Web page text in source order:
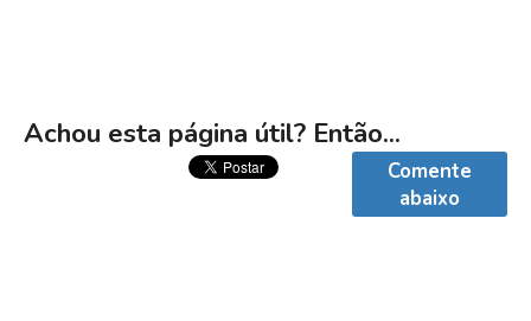
Achou esta página útil? Então...
Comente
abaixo